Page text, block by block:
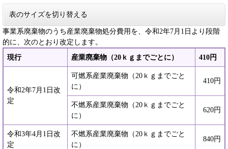
表のサイズを切り替える
事業系廃棄物のうち産業廃棄物処分費用を、令和2年7月1日より段階
的に、次のとおり改定します。
現行
産業廃棄物（20ｋｇまでごとに） 410円
令和2年7月1日改
定
可燃系産業廃棄物（20ｋｇまでごと
に）
410円
不燃系産業廃棄物（20ｋｇまでごと
に）
620円
令和3年4月1日改
定
不燃系産業廃棄物（20ｋｇまでごと
に）
840円